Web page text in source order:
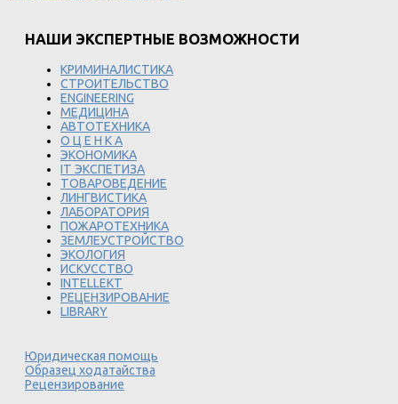
НАШИ ЭКСПЕРТНЫЕ ВОЗМОЖНОСТИ
КРИМИНАЛИСТИКА
СТРОИТЕЛЬСТВО
ENGINEERING
МЕДИЦИНА
АВТОТЕХНИКА
О Ц Е Н К А
ЭКОНОМИКА
IT ЭКСПЕТИЗА
ТОВАРОВЕДЕНИЕ
ЛИНГВИСТИКА
ЛАБОРАТОРИЯ
ПОЖАРОТЕХНИКА
ЗЕМЛЕУСТРОЙСТВО
ЭКОЛОГИЯ
ИСКУССТВО
INTELLEKT
РЕЦЕНЗИРОВАНИЕ
LIBRARY
Юридическая помощь
Образец ходатайства
Рецензирование